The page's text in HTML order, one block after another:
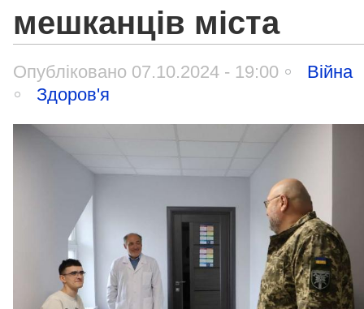
мешканців міста
Опубліковано 07.10.2024 - 19:00
Війна
Здоров'я